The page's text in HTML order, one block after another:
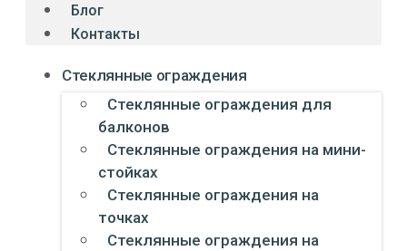
Блог
Контакты
Стеклянные ограждения
Стеклянные ограждения для
балконов
Стеклянные ограждения на мини-
стойках
Стеклянные ограждения на
точках
Стеклянные ограждения на